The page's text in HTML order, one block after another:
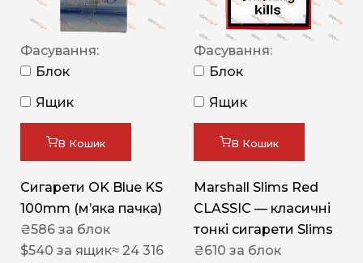
Фасування:
Блок
Ящик
В Кошик
Сигарети OK Blue KS
100mm (м’яка пачка)
₴586 за блок
$540 за ящик≈ 24 316
Фасування:
Блок
Ящик
В Кошик
Marshall Slims Red
CLASSIC — класичні
тонкі сигарети Slims
₴610 за блок